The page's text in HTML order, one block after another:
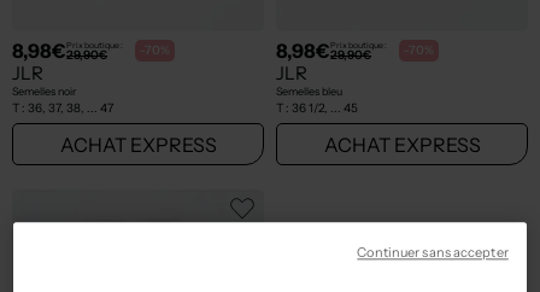
8,98€Prix boutique :
29,90€ -70%
JLR
Semelles noir
T : 36, 37, 38, ... 47
ACHAT EXPRESS
8,98€Prix boutique :
29,90€ -70%
JLR
Semelles bleu
T : 36 1/2, ... 45
ACHAT EXPRESS
Continuer sans accepter